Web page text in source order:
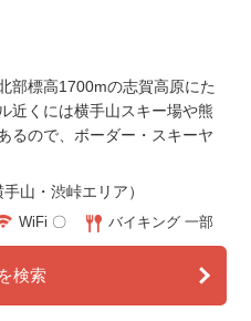
部標高1700mの志賀高原にた
近くには横手山スキー場や熊
るので、ボーダー・スキーヤ
山・渋峠エリア）
WiFi 〇 バイキング 一部
検索